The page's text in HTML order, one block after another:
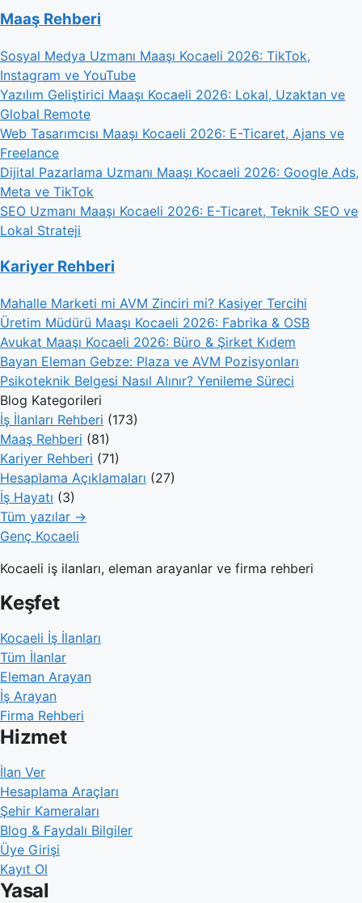
Maaş Rehberi
Sosyal Medya Uzmanı Maaşı Kocaeli 2026: TikTok,
Instagram ve YouTube
Yazılım Geliştirici Maaşı Kocaeli 2026: Lokal, Uzaktan ve
Global Remote
Web Tasarımcısı Maaşı Kocaeli 2026: E-Ticaret, Ajans ve
Freelance
Dijital Pazarlama Uzmanı Maaşı Kocaeli 2026: Google Ads,
Meta ve TikTok
SEO Uzmanı Maaşı Kocaeli 2026: E-Ticaret, Teknik SEO ve
Lokal Strateji
Kariyer Rehberi
Mahalle Marketi mi AVM Zinciri mi? Kasiyer Tercihi
Üretim Müdürü Maaşı Kocaeli 2026: Fabrika & OSB
Avukat Maaşı Kocaeli 2026: Büro & Şirket Kıdem
Bayan Eleman Gebze: Plaza ve AVM Pozisyonları
Psikoteknik Belgesi Nasıl Alınır? Yenileme Süreci
Blog Kategorileri
İş İlanları Rehberi (173)
Maaş Rehberi (81)
Kariyer Rehberi (71)
Hesaplama Açıklamaları (27)
İş Hayatı (3)
Tüm yazılar →
Genç Kocaeli
Kocaeli iş ilanları, eleman arayanlar ve firma rehberi
Keşfet
Kocaeli İş İlanları
Tüm İlanlar
Eleman Arayan
İş Arayan
Firma Rehberi
Hizmet
İlan Ver
Hesaplama Araçları
Şehir Kameraları
Blog & Faydalı Bilgiler
Üye Girişi
Kayıt Ol
Yasal